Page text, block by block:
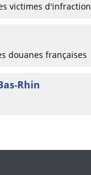
victimes d'infraction
douanes françaises
Rhin